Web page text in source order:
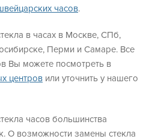
часов.
в часах в Москве, СПб,
Перми и Самаре. Все
Вы можете посмотреть в
центров или уточнить у нашего
часов большинства
О возможности замены стекла